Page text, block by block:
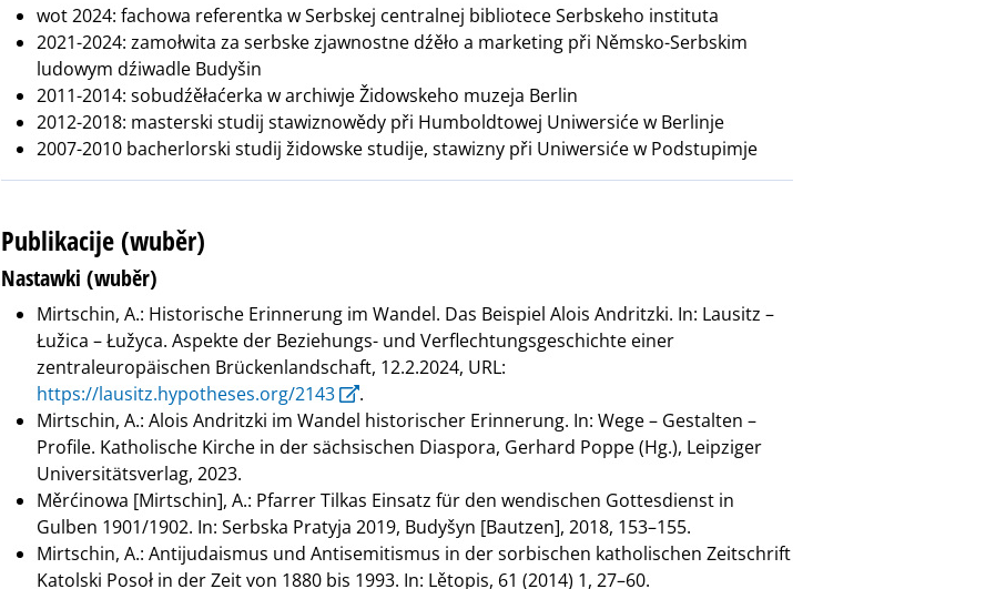
wot 2024: fachowa referentka w Serbskej centralnej bibliotece Serbskeho instituta
2021-2024: zamołwita za serbske zjawnostne dźěło a marketing při Němsko-Serbskim
ludowym dźiwadle Budyšin
2011-2014: sobudźěłaćerka w archiwje Židowskeho muzeja Berlin
2012-2018: masterski studij stawiznowědy při Humboldtowej Uniwersiće w Berlinje
2007-2010 bacherlorski studij židowske studije, stawizny při Uniwersiće w Podstupimje
Publikacije (wuběr)
Nastawki (wuběr)
Mirtschin, A.: Historische Erinnerung im Wandel. Das Beispiel Alois Andritzki. In: Lausitz –
Łužica – Łužyca. Aspekte der Beziehungs- und Verflechtungsgeschichte einer
zentraleuropäischen Brückenlandschaft, 12.2.2024, URL:
https://lausitz.hypotheses.org/2143
.
Mirtschin, A.: Alois Andritzki im Wandel historischer Erinnerung. In: Wege – Gestalten –
Profile. Katholische Kirche in der sächsischen Diaspora, Gerhard Poppe (Hg.), Leipziger
Universitätsverlag, 2023.
Měrćinowa [Mirtschin], A.: Pfarrer Tilkas Einsatz für den wendischen Gottesdienst in
Gulben 1901/1902. In: Serbska Pratyja 2019, Budyšyn [Bautzen], 2018, 153–155.
Mirtschin, A.: Antijudaismus und Antisemitismus in der sorbischen katholischen Zeitschrift
Katolski Posoł in der Zeit von 1880 bis 1993. In: Lětopis, 61 (2014) 1, 27–60.